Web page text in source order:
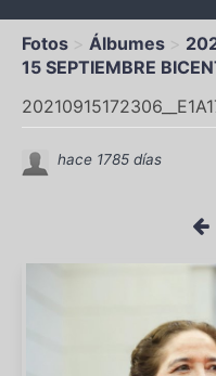
Fotos Álbumes
15 SEPTIEMBRE
hace 1785 días